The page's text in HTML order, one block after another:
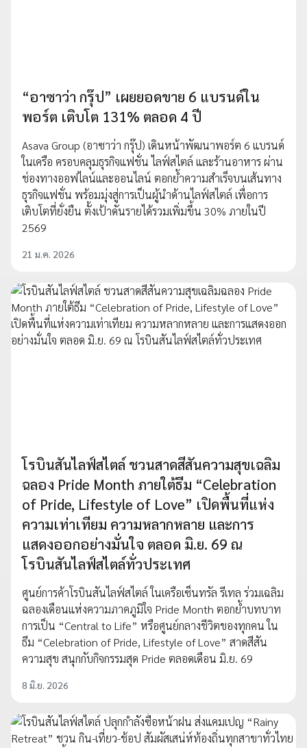
“อาซาว่า กรุ๊ป” เผยยอดขาย 6 แบรนด์ใน
พอร์ต เติบโต 131% ตลอด 4 ปี
Asava Group (อาซาว่า กรุ๊ป) เดินหน้าพัฒนาพอร์ต 6 แบรนด์
ในเครือ ครอบคลุมธุรกิจแฟชั่น ไลฟ์สไตล์ และร้านอาหาร ผ่าน
ช่องทางออฟไลน์และออนไลน์ ตอกย้ำความสำเร็จบนเส้นทาง
ธุรกิจแฟชั่น พร้อมมุ่งสู่การเป็นผู้นำด้านไลฟ์สไตล์ เพื่อการ
เติบโตที่ยั่งยืน ตั้งเป้าดันรายได้รวมเพิ่มขึ้น 30% ภายในปี
2569
21 ม.ค. 2026
โรบินสันไลฟ์สไตล์ ชวนสาดสีสันความสุขเฉลิม
ฉลอง Pride Month ภายใต้ธีม “Celebration
of Pride, Lifestyle of Love” เปิดพื้นที่แห่ง
ความเท่าเทียม ความหลากหลาย และการ
แสดงออกอย่างมั่นใจ ตลอด มิ.ย. 69 ณ
โรบินสันไลฟ์สไตล์ทั่วประเทศ
ศูนย์การค้าโรบินสันไลฟ์สไตล์ ในเครือเซ็นทรัล รีเทล ร่วมเฉลิม
ฉลองเดือนแห่งความภาคภูมิใจ Pride Month ตอกย้ำบทบาท
การเป็น “Central to Life” หรือศูนย์กลางชีวิตของทุกคน ใน
ธีม “Celebration of Pride, Lifestyle of Love” สาดสีสัน
ความสุข สนุกกับกิจกรรมสุด Pride ตลอดเดือน มิ.ย. 69
8 มิ.ย. 2026